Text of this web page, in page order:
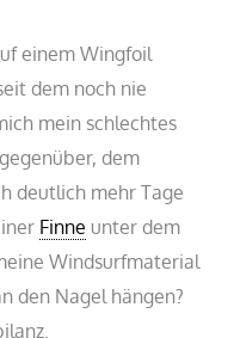
einem Wingfoil
dem noch nie
mein schlechtes
dem
deutlich mehr Tage
Finne unter dem
Windsurfmaterial
den Nagel hängen?